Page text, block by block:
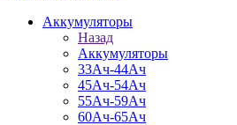
Аккумуляторы
Назад
Аккумуляторы
33Ач-44Ач
45Ач-54Ач
55Ач-59Ач
60Ач-65Ач